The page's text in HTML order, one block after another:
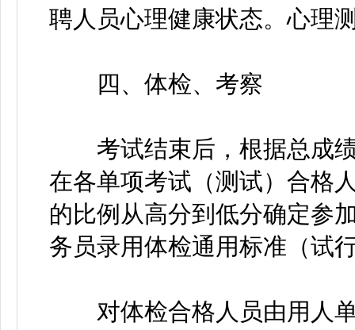
聘人员心理健康状态。心理
四、体检、考察
考试结束后，根据总成绩
在各单项考试（测试）合格
的比例从高分到低分确定参
务员录用体检通用标准（试
对体检合格人员由用人单